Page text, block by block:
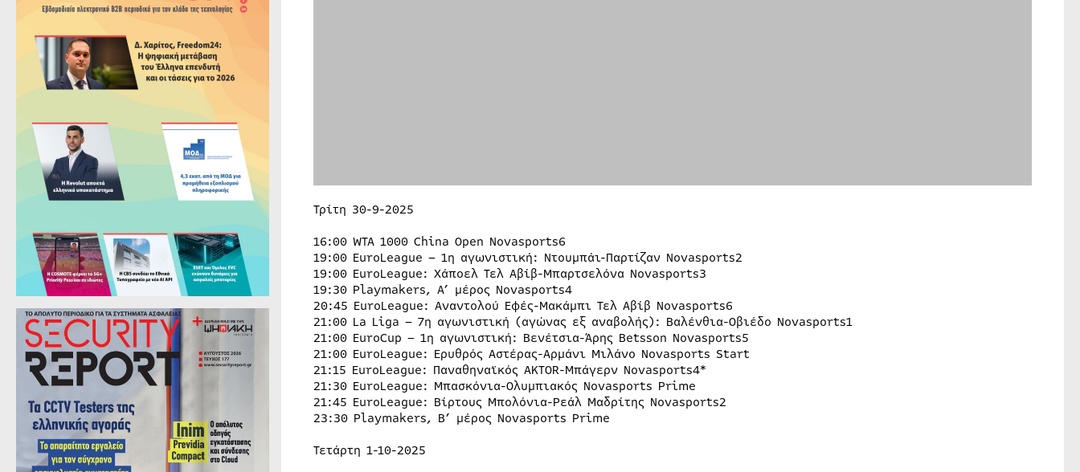
Τρίτη 30-9-2025
16:00 WTA 1000 China Open Novasports6
19:00 EuroLeague – 1η αγωνιστική: Ντουμπάι-Παρτίζαν Novasports2
19:00 EuroLeague: Χάποελ Τελ Αβίβ-Μπαρτσελόνα Novasports3
19:30 Playmakers, Α’ μέρος Novasports4
20:45 EuroLeague: Αναντολού Εφές-Μακάμπι Τελ Αβίβ Novasports6
21:00 La Liga – 7η αγωνιστική (αγώνας εξ αναβολής): Βαλένθια-Οβιέδο Novasports1
21:00 EuroCup – 1η αγωνιστική: Βενέτσια-Άρης Betsson Novasports5
21:00 EuroLeague: Ερυθρός Αστέρας-Αρμάνι Μιλάνο Novasports Start
21:15 EuroLeague: Παναθηναϊκός AKTOR-Μπάγερν Novasports4*
21:30 EuroLeague: Μπασκόνια-Ολυμπιακός Novasports Prime
21:45 EuroLeague: Βίρτους Μπολόνια-Ρεάλ Μαδρίτης Novasports2
23:30 Playmakers, Β’ μέρος Novasports Prime
Τετάρτη 1-10-2025